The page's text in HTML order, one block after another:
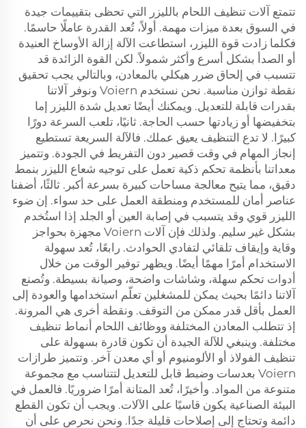
تتمتع آلات تنظيف اللحام بالليزر التي تحظى بتقييمات جيدة
في السوق بعدة ميزات مهمة. أولاً، تُعد القدرة عاملًا حاسمًا.
فكلما زادت قوة الليزر، استطاعت الآلة إزالة الأوساخ العنيدة
أو الصدأ بشكل أسرع وأكثر شمولاً. لكن القوة الزائدة قد
تتسبب في إلحاق ضرر هيكلي بالمعادن، وبالتالي يجب تحقيق
نقطة توازن مناسبة. نحن نستخدم Voiern ونوفر آلاتنا
بقدرات قابلة للتعديل. ويمكنك أيضًا تعديل شدة الليزر إما
بتخفيضها أو زيادتها حسب الحاجة. ثانيًا، تلعب السرعة دورًا
كبيرًا. لا تدع التنظيف يعيق عملك. فالآلة السريعة تستطيع
إنجاز المهام في وقت قصير دون التفريط في الجودة. وتتميز
معداتنا بأنظمة تحكم ذكية تعمل على توجيه شعاع الليزر بنمط
دقيق، مما يتيح معالجة مساحات كبيرة بسرعة أكبر. ثالثًا، أضفنا
عناصر أمان للمستخدم ومنطقة العمل على حد سواء. إن ضوء
الليزر قوي وقد يتسبب في إصابة العين أو الجلد إذا استُخدم
بشكل غير سليم. ولذلك فإن آلات Voiern مجهزة بحواجز
وقاية وإيقاف تلقائي لتفادي الحوادث. رابعًا، تُعد سهولة
الاستخدام أمرًا مهمًا أيضًا. ويظهر توفير الوقت من خلال
أدوات تحكم سهلة، وشاشات واضحة، وصيانة بسيطة. وتُصنع
آلاتنا دائمًا بحيث يمكن للمشغلين تعلّم استخدامها والعودة إلى
العمل بأقل قدر ممكن من التوقف. ونقطة أخرى هي المرونة.
إذ تتطلب المعادن المختلفة ووظائف اللحام أنماط تنظيف
مختلفة. وينبغي للآلة الجيدة أن تكون قادرة بسهولة على
تنظيف الفولاذ أو الألومنيوم أو أي معدن آخر. وتتميز طرازات
Voiern بعدسات وضبط قابل للتعديل لتتناسب مع مجموعة
متنوعة من المواد. وأخيرًا، تُعد المتانة أمرًا ضروريًا. فالعمل في
البيئة الصناعية يكون قاسيًا على الآلات. ويجب أن تكون القطع
دائمة وتحتاج إلى إصلاحات قليلة جدًا. ونحن نحرص على أن